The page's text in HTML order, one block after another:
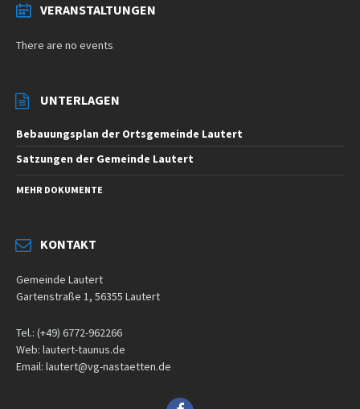
VERANSTALTUNGEN
There are no events
UNTERLAGEN
Bebauungsplan der Ortsgemeinde Lautert
Satzungen der Gemeinde Lautert
MEHR DOKUMENTE
KONTAKT
Gemeinde Lautert
Gartenstraße 1, 56355 Lautert
Tel.: (+49) 6772-962266
Web: lautert-taunus.de
Email: lautert@vg-nastaetten.de
Facebook